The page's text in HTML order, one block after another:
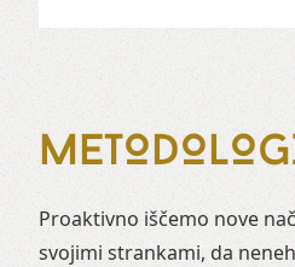
Proaktivno iščemo nove
svojimi strankami, da